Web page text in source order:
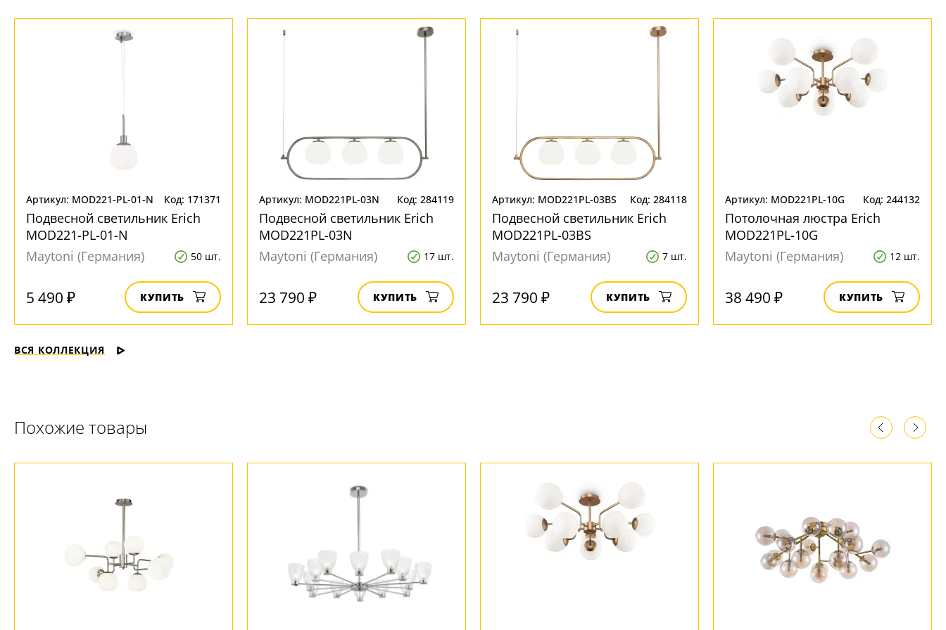
Артикул: MOD221-PL-01-N Код: 171371
Подвесной светильник Erich
MOD221-PL-01-N
Maytoni (Германия)
50 шт.
5 490 ₽ КУПИТЬ
Артикул: MOD221PL-03N Код: 284119
Подвесной светильник Erich
MOD221PL-03N
Maytoni (Германия)
17 шт.
23 790 ₽ КУПИТЬ
Артикул: MOD221PL-03BS Код: 284118
Подвесной светильник Erich
MOD221PL-03BS
Maytoni (Германия)
7 шт.
23 790 ₽ КУПИТЬ
Артикул: MOD221PL-10G Код: 244132
Потолочная люстра Erich
MOD221PL-10G
Maytoni (Германия)
12 шт.
38 490 ₽ КУПИТЬ
ВСЯ КОЛЛЕКЦИЯ
Похожие товары